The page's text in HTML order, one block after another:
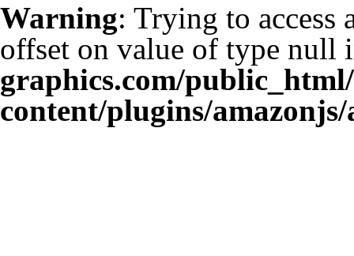
Warning: Trying to access
offset on value of type null
graphics.com/
content/plugins/